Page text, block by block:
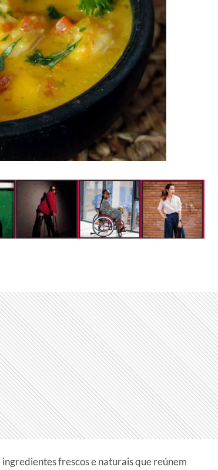
frescos e naturais que reúnem